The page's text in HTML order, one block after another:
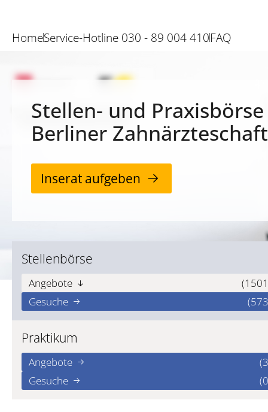
HomeService-Hotline 030 - 89 004 410FAQ
Stellen- und
Berliner Zahnärzteschaft
Inserat aufgeben
Stellenbörse
Angebote
Gesuche
Praktikum
Angebote
Gesuche